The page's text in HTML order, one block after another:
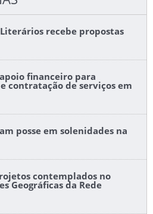
Literários recebe propostas
financeiro para
contratação de serviços em
posse em solenidades na
contemplados no
Geográficas da Rede